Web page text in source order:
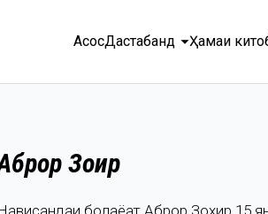
АсосӣДастабандӣarrow_drop_downҲамаи
Зоҳир
болаёқат Аброр Зоҳир 15